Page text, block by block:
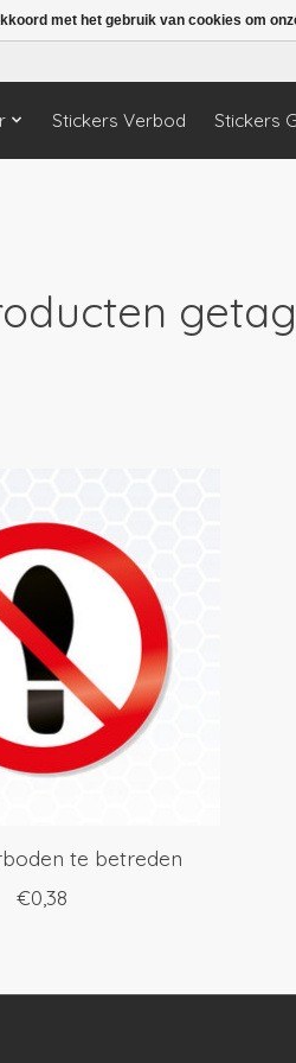
Stickers Verbod Stickers
te betreden
€0,38
met het gebruik van cookies om